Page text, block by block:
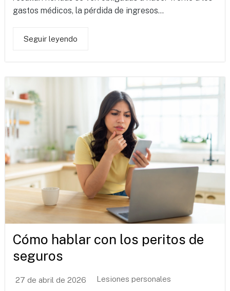
gastos médicos, la pérdida de ingresos...
Seguir leyendo
Cómo hablar con los peritos de
seguros
27 de abril de 2026 Lesiones personales